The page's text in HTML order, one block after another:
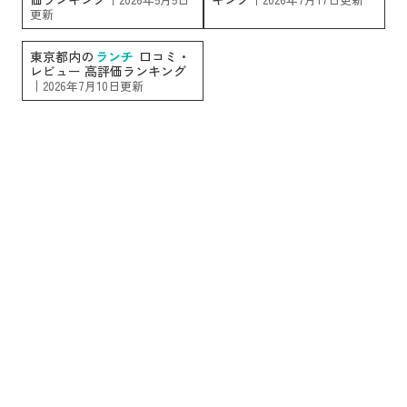
更新
東京都内の ランチ 口コミ・
レビュー 高評価ランキング
｜ 2026年7月10日更新